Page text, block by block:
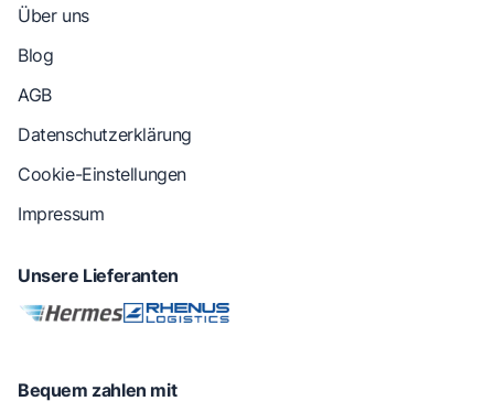
Über uns
Blog
AGB
Datenschutzerklärung
Cookie-Einstellungen
Impressum
Unsere Lieferanten
Bequem zahlen mit